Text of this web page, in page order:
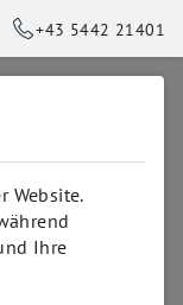
+43 5442 21401
Website.
Ihre